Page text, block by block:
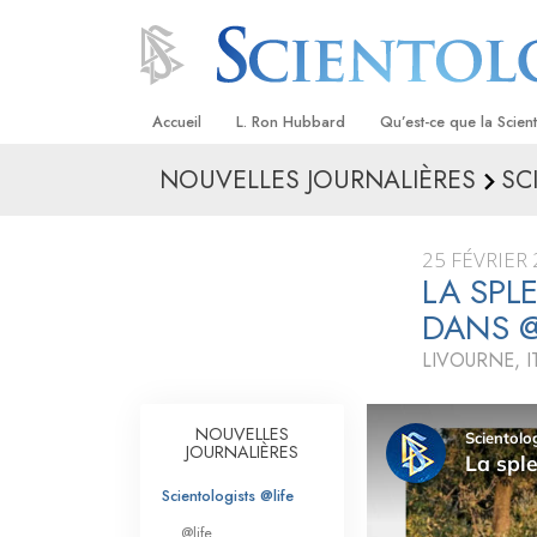
Accueil L. Ron Hubbard Qu’est-ce que la
Croyances et pratiques
Les scientologues et
Rencontrez un
À l’intérieur d’une
Les principes de base
Scientologie
La Dianétique : Une
NOUVELLES JOURNALIÈRES
25
LA
DANS
LIVOURNE,
NOUVELLES
JOURNALIÈRES
Scientologists @life